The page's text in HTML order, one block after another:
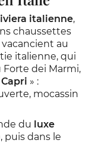
italienne,
chaussettes
vacancient au
italienne, qui
Forte dei Marmi,
» :
mocassin
du luxe
puis dans le